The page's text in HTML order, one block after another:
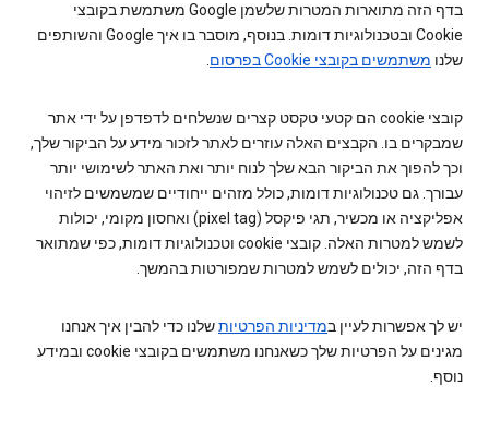
בדף הזה מתוארות המטרות שלשמן Google משתמשת בקובצי
Cookie ובטכנולוגיות דומות. בנוסף, מוסבר בו איך Google והשותפים
שלנו משתמשים בקובצי Cookie בפרסום .
קובצי cookie הם קטעי טקסט קצרים שנשלחים לדפדפן על ידי אתר
שמבקרים בו. הקבצים האלה עוזרים לאתר לזכור מידע על הביקור שלך,
וכך להפוך את הביקור הבא שלך לנוח יותר ואת האתר לשימושי יותר
עבורך. גם טכנולוגיות דומות, כולל מזהים ייחודיים שמשמשים לזיהוי
אפליקציה או מכשיר, תגי פיקסל (pixel tag) ואחסון מקומי, יכולות
לשמש למטרות האלה. קובצי cookie וטכנולוגיות דומות, כפי שמתואר
בדף הזה, יכולים לשמש למטרות שמפורטות בהמשך.
יש לך אפשרות לעיין במדיניות הפרטיותשלנו כדי להבין איך אנחנו
מגינים על הפרטיות שלך כשאנחנו משתמשים בקובצי cookie ובמידע
נוסף.